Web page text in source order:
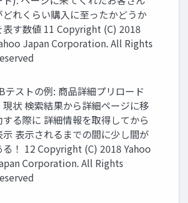
どれくらい購入に至ったかどうか
表す数値 11 Copyright (C) 2018
Japan Corporation. All Rights
テストの例: 商品詳細プリロード
現状 検索結果から詳細ページに移
する際に 詳細情報を取得してから
示 表示されるまでの間に少し間が
る！ 12 Copyright (C) 2018 Yahoo
Corporation. All Rights